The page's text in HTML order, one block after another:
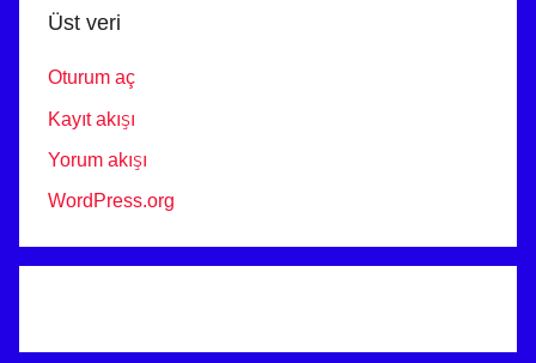
Üst veri
Oturum aç
Kayıt akışı
Yorum akışı
WordPress.org